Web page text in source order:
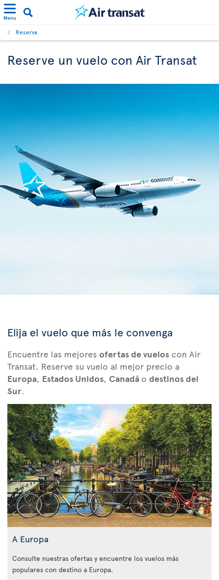
Menu
Reserva
Reserve un vuelo con Air Transat
Elija el vuelo que más le convenga
Encuentre las mejores ofertas de vuelos con Air
Transat. Reserve su vuelo al mejor precio a
Europa, Estados Unidos, Canadá o destinos del
Sur.
A Europa
Consulte nuestras ofertas y encuentre los vuelos más
populares con destino a Europa.